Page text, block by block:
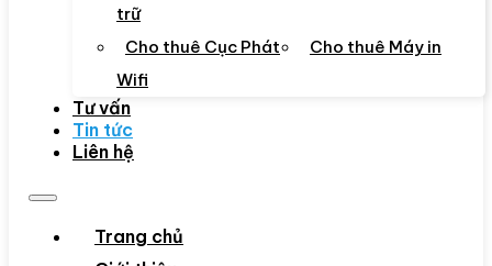
trữ
Cho thuê Cục Phát
Wifi
Cho thuê Máy in
Tư vấn
Tin tức
Liên hệ
Trang chủ